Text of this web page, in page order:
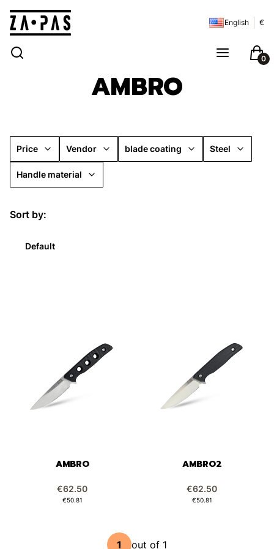
English €
Open search engine
Search Menu Cart
AMBRO
Price Vendor blade coating Steel
Handle material
List of products
Sort by:
Default
AMBRO
Price
€62.50
Price
€50.81
AMBRO2
Price
€62.50
Price
€50.81
out of 1